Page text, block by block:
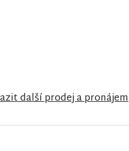
další prodej a pronájem